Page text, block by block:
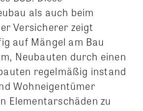
als auch beim
Versicherer zeigt
auf Mängel am Bau
Neubauten durch einen
regelmäßig instand
Wohneigentümer
Elementarschäden zu